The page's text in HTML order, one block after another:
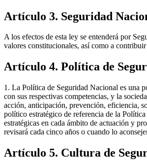
Artículo 3. Seguridad
A los efectos de esta ley se entenderá por
valores constitucionales, así como a
Artículo 4. Política de
1. La Política de Seguridad Nacional es una
con sus respectivas competencias, y la
acción, anticipación, prevención, eficiencia,
político estratégico de referencia de la
estratégicas en cada ámbito de actuación y
revisará cada cinco años o cuando lo
Artículo 5. Cultura de